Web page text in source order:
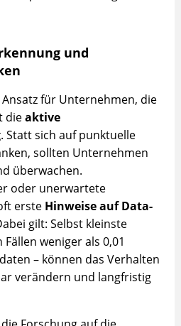
und
für Unternehmen, die
dieaktive
. Statt sich auf punktuelle
sollten Unternehmen
überwachen.
oder unerwartete
erste Hinweise auf Data-
gilt: Selbst kleinste
weniger als 0,01
– können das Verhalten
verändern und langfristig